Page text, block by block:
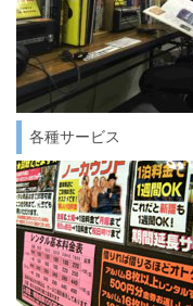
各種サービス